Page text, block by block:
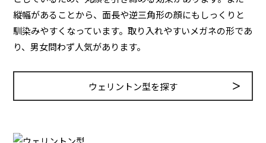
縦幅があることから、面長や逆三角形の顔にもしっくりと
馴染みやすくなっています。取り入れやすいメガネの形であ
り、男女問わず人気があります。
ウェリントン型を探す